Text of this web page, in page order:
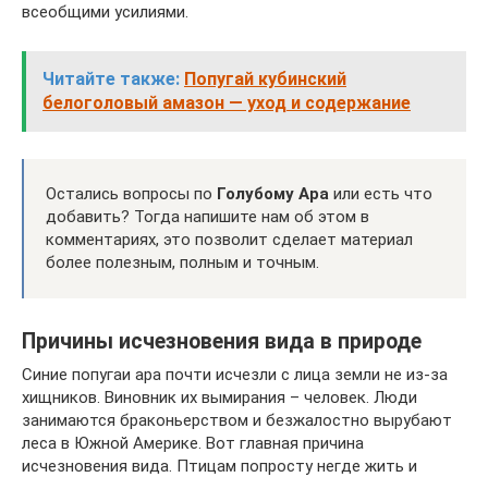
всеобщими усилиями.
Читайте также: Попугай кубинский
белоголовый амазон — уход и содержание
Остались вопросы по Голубому Ара или есть что
добавить? Тогда напишите нам об этом в
комментариях, это позволит сделает материал
более полезным, полным и точным.
Причины исчезновения вида в природе
Синие попугаи ара почти исчезли с лица земли не из-за
хищников. Виновник их вымирания – человек. Люди
занимаются браконьерством и безжалостно вырубают
леса в Южной Америке. Вот главная причина
исчезновения вида. Птицам попросту негде жить и